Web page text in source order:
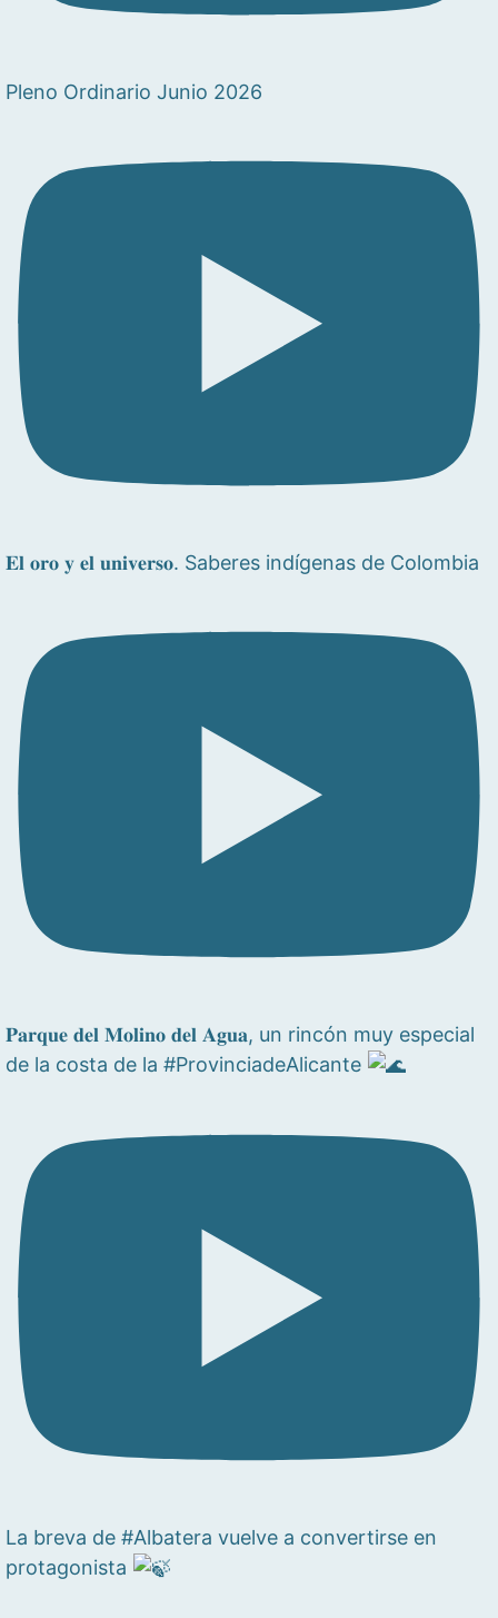
Pleno Ordinario Junio 2026
𝐄𝐥 𝐨𝐫𝐨 𝐲 𝐞𝐥 𝐮𝐧𝐢𝐯𝐞𝐫𝐬𝐨. Saberes indígenas de Colombia
𝐏𝐚𝐫𝐪𝐮𝐞 𝐝𝐞𝐥 𝐌𝐨𝐥𝐢𝐧𝐨 𝐝𝐞𝐥 𝐀𝐠𝐮𝐚, un rincón muy especial
de la costa de la #ProvinciadeAlicante
La breva de #Albatera vuelve a convertirse en
protagonista